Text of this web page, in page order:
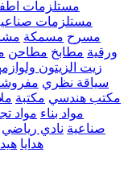
مستلزمات
مستلزمات
مسرح مسمكة
ورقية مطابخ مطاحن
زيت الزيتون
سياقة نظري
مكتب هندسي مكتبة
مواد بناء مواد
صناعية نادي رياضي
هدايا